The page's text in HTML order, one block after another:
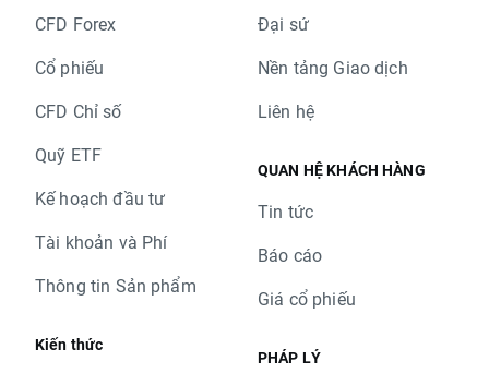
CFD Forex
Cổ phiếu
CFD Chỉ số
Quỹ ETF
Kế hoạch đầu tư
Tài khoản và Phí
Thông tin Sản phẩm
Kiến thức
Đại sứ
Nền tảng Giao dịch
Liên hệ
QUAN HỆ KHÁCH HÀNG
Tin tức
Báo cáo
Giá cổ phiếu
PHÁP LÝ